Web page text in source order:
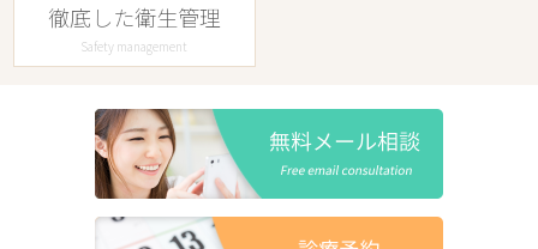
徹底した衛生管理
Safety management